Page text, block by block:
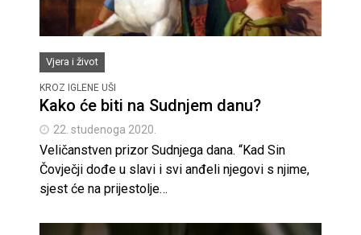
Vjera i život
KROZ IGLENE UŠI
Kako će biti na Sudnjem danu?
22. studenoga 2020.
Veličanstven prizor Sudnjega dana. “Kad Sin
Čovječji dođe u slavi i svi anđeli njegovi s njime,
sjest će na prijestolje…